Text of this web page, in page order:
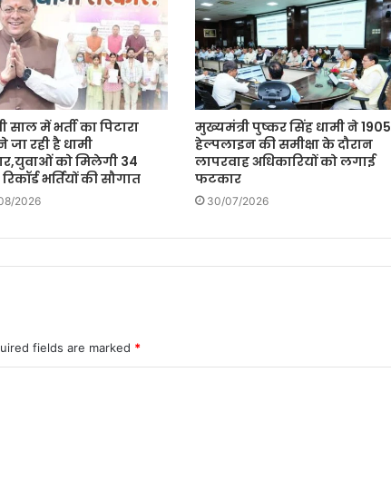
साल में भर्ती का पिटारा
रही है धामी
को मिलेगी 34
भर्तियों की सौगात
2026
मुख्यमंत्री पुष्कर सिंह धामी ने 1905
हेल्पलाइन की समीक्षा के दौरान
लापरवाह अधिकारियों को लगाई
फटकार
30/07/2026
fields are marked *